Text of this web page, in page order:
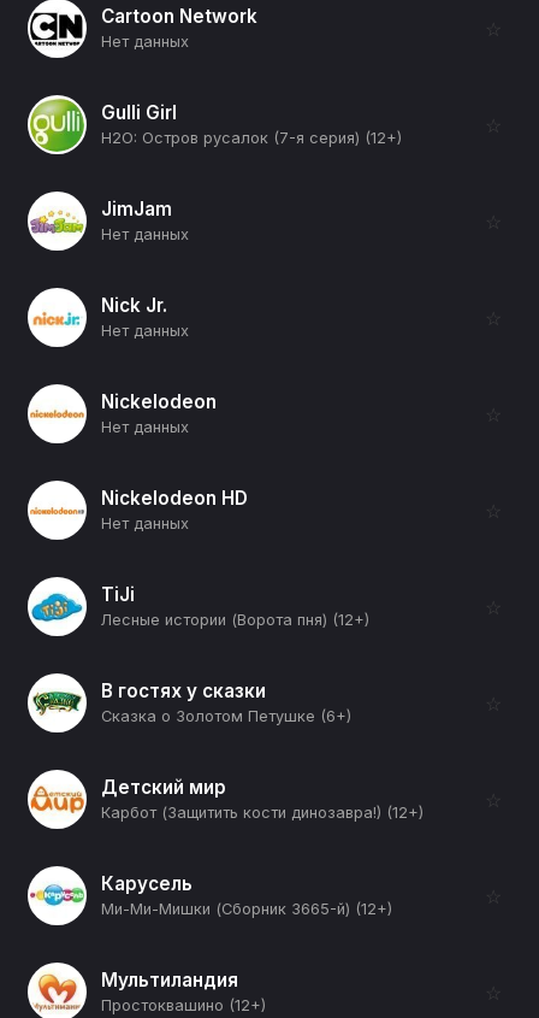
Cartoon Network
Нет данных
☆
Gulli Girl
H2O: Остров русалок (7-я серия) (12+)
☆
JimJam
Нет данных
☆
Nick Jr.
Нет данных
☆
Nickelodeon
Нет данных
☆
Nickelodeon HD
Нет данных
☆
TiJi
Лесные истории (Ворота пня) (12+)
☆
В гостях у сказки
Сказка о Золотом Петушке (6+)
☆
Детский мир
Карбот (Защитить кости динозавра!) (12+)
☆
Карусель
Ми-Ми-Мишки (Сборник 3665-й) (12+)
☆
Мультиландия
Простоквашино (12+)
☆